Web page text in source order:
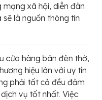
xã hội, diễn đàn
là nguồn thông tin
cửa hàng bán đèn thờ,
hiệu lớn với uy tín
phải tất cả đều đảm
vụ tốt nhất. Việc